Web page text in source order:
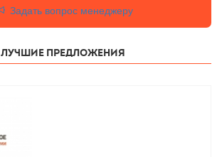
Задать вопрос менеджеру
Лучшие предложения